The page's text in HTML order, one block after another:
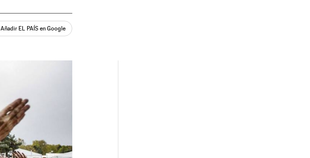
Añadir EL PAÍS en Google